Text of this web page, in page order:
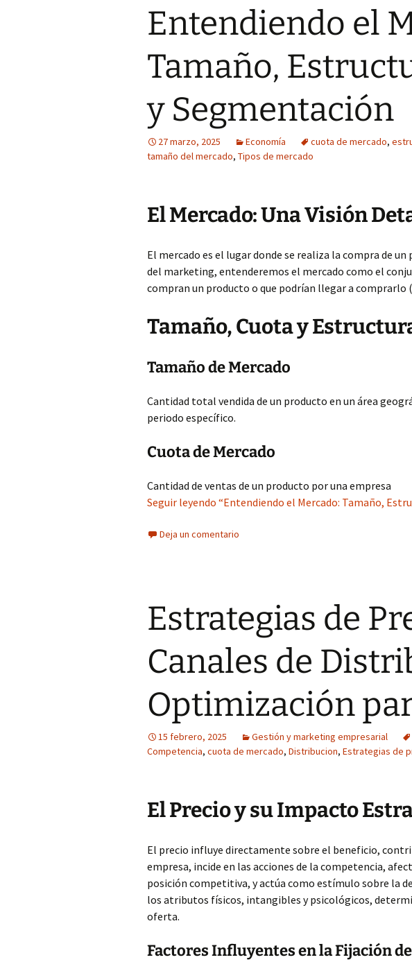
Entendiendo el
Tamaño,
y Segmentación
27 marzo, 2025 Economía cuota de mercado,
tamaño del mercado, Tipos de mercado
El Mercado: Una Visión
El mercado es el lugar donde se realiza la compra de
del marketing, entenderemos el mercado como el
compran un producto o que podrían llegar a comprarlo
Tamaño, Cuota y
Tamaño de Mercado
Cantidad total vendida de un producto en un área
periodo específico.
Cuota de Mercado
Cantidad de ventas de un producto por una empresa
Seguir leyendo “Entendiendo el Mercado: Tamaño,
Deja un comentario
Estrategias de
Canales de
Optimización
15 febrero, 2025 Gestión y marketing empresarial
Competencia, cuota de mercado, Distribucion, Estrategias de
El Precio y su Impacto
El precio influye directamente sobre el beneficio,
empresa, incide en las acciones de la competencia,
posición competitiva, y actúa como estímulo sobre la
los atributos físicos, intangibles y psicológicos,
oferta.
Factores Influyentes en la Fijación